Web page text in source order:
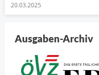
20.03.2025
Ausgaben-Archiv